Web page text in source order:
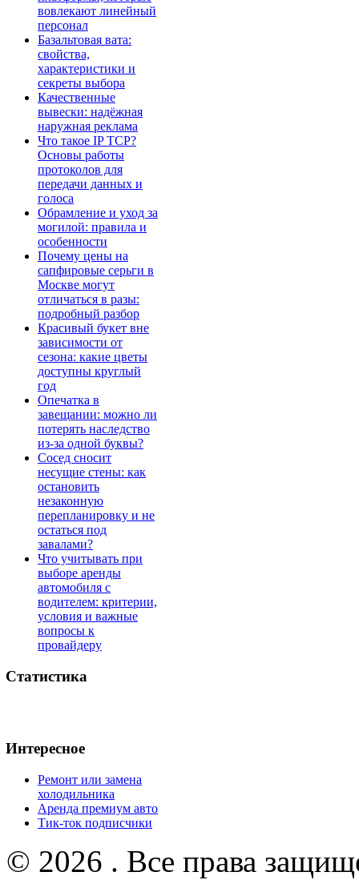
вовлекают линейный
персонал
Базальтовая вата:
свойства,
характеристики и
секреты выбора
Качественные
вывески: надёжная
наружная реклама
Что такое IP TCP?
Основы работы
протоколов для
передачи данных и
голоса
Обрамление и уход за
могилой: правила и
особенности
Почему цены на
сапфировые серьги в
Москве могут
отличаться в разы:
подробный разбор
Красивый букет вне
зависимости от
сезона: какие цветы
доступны круглый
год
Опечатка в
завещании: можно ли
потерять наследство
из-за одной буквы?
Сосед сносит
несущие стены: как
остановить
незаконную
перепланировку и не
остаться под
завалами?
Что учитывать при
выборе аренды
автомобиля с
водителем: критерии,
условия и важные
вопросы к
провайдеру
Статистика
Интересное
Ремонт или замена
холодильника
Аренда премиум авто
Тик-ток подписчики
© 2026 . Все права